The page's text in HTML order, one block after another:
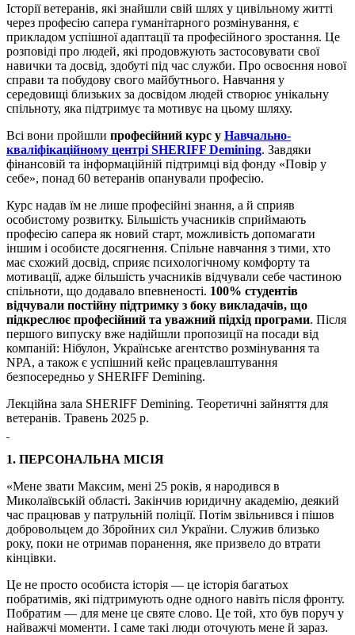
Історії ветеранів, які знайшли свій шлях у цивільному житті
через професію сапера гуманітарного розмінування, є
прикладом успішної адаптації та професійного зростання. Це
розповіді про людей, які продовжують застосовувати свої
навички та досвід, здобуті під час служби. Про освоєння нової
справи та побудову свого майбутнього. Навчання у
середовищі близьких за досвідом людей створює унікальну
спільноту, яка підтримує та мотивує на цьому шляху.
Всі вони пройшли професійний курс у Навчально-
кваліфікаційному центрі SHERIFF Demining. Завдяки
фінансовій та інформаційній підтримці від фонду «Повір у
себе», понад 60 ветеранів опанували професію.
Курс надав їм не лише професійні знання, а й сприяв
особистому розвитку. Більшість учасників сприймають
професію сапера як новий старт, можливість допомагати
іншим і особисте досягнення. Спільне навчання з тими, хто
має схожий досвід, сприяє психологічному комфорту та
мотивації, адже більшість учасників відчували себе частиною
спільноти, що додавало впевненості. 100% студентів
відчували постійну підтримку з боку викладачів, що
підкреслює професійний та уважний підхід програми. Після
першого випуску вже надійшли пропозиції на посади від
компаній: Нібулон, Українське агентство розмінування та
NPA, а також є успішний кейс працевлаштування
безпосередньо у SHERIFF Demining.
Лекційна зала SHERIFF Demining. Теоретичні зайняття для
ветеранів. Травень 2025 р.
1. ПЕРСОНАЛЬНА МІСІЯ
«Мене звати Максим, мені 25 років, я народився в
Миколаївській області. Закінчив юридичну академію, деякий
час працював у патрульній поліції. Потім звільнився і пішов
добровольцем до Збройних сил України. Служив близько
року, поки не отримав поранення, яке призвело до втрати
кінцівки.
Це не просто особиста історія — це історія багатьох
побратимів, які підтримують одне одного навіть після фронту.
Побратим — для мене це святе слово. Це той, хто був поруч у
найважчі моменти. І саме такі люди оточують мене й зараз.